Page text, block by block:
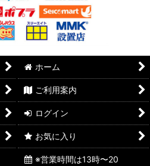
ホーム
ご利用案内
ログイン
お気に入り
※営業時間は13時〜20